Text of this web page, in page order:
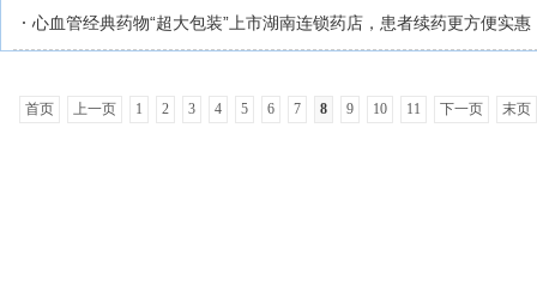
心血管经典药物“超大包装”上市湖南连锁药店，患者续药更方便实惠
首页 上一页 1 2 3 4 5 6 7 8 9 10 11 下一页 末页